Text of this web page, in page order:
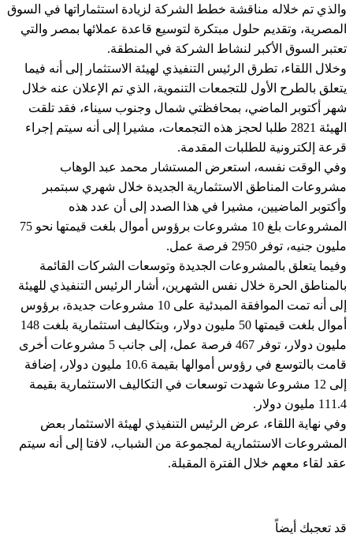
والذي تم خلاله مناقشة خطط الشركة لزيادة استثماراتها في السوق
المصرية، وتقديم حلول مبتكرة لتوسيع قاعدة عملائها بمصر والتي
تعتبر السوق الأكبر لنشاط الشركة في المنطقة.
وخلال اللقاء، تطرق الرئيس التنفيذي لهيئة الاستثمار إلى أنه فيما
يتعلق بالطرح الأول للتجمعات التنموية، الذي تم الإعلان عنه خلال
شهر أكتوبر الماضي، بمحافظتي شمال وجنوب سيناء، فقد تلقت
الهيئة 2821 طلبا لحجز هذه التجمعات، مشيرا إلى أنه سيتم إجراء
قرعة إلكترونية للطلبات المقدمة.
وفي الوقت نفسه، استعرض المستشار محمد عبد الوهاب
مشروعات المناطق الاستثمارية الجديدة خلال شهري سبتمبر
وأكتوبر الماضيين، مشيرا في هذا الصدد إلى أن عدد هذه
المشروعات بلغ 10 مشروعات برؤوس أموال بلغت قيمتها نحو 75
مليون جنيه، توفر 2950 فرصة عمل.
وفيما يتعلق بالمشروعات الجديدة وتوسعات الشركات القائمة
بالمناطق الحرة خلال نفس الشهرين، أشار الرئيس التنفيذي للهيئة
إلى أنه تمت الموافقة المبدئية على 10 مشروعات جديدة، برؤوس
أموال بلغت قيمتها 50 مليون دولار، وبتكاليف استثمارية بلغت 148
مليون دولار، توفر 467 فرصة عمل، إلى جانب 5 مشروعات أخرى
قامت بالتوسع في رؤوس أموالها بقيمة 10.6 مليون دولار، إضافة
إلى 12 مشروعا شهدت توسعات في التكاليف الاستثمارية بقيمة
111.4 مليون دولار.
وفي نهاية اللقاء، عرض الرئيس التنفيذي لهيئة الاستثمار بعض
المشروعات الاستثمارية لمجموعة من الشباب، لافتا إلى أنه سيتم
عقد لقاء معهم خلال الفترة المقبلة.
قد تعجبك أيضاً